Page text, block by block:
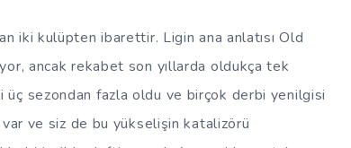
iki kulüpten ibarettir. Ligin ana anlatısı Old
ancak rekabet son yıllarda oldukça tek
sezondan fazla oldu ve birçok derbi yenilgisi
var ve siz de bu yükselişin katalizörü